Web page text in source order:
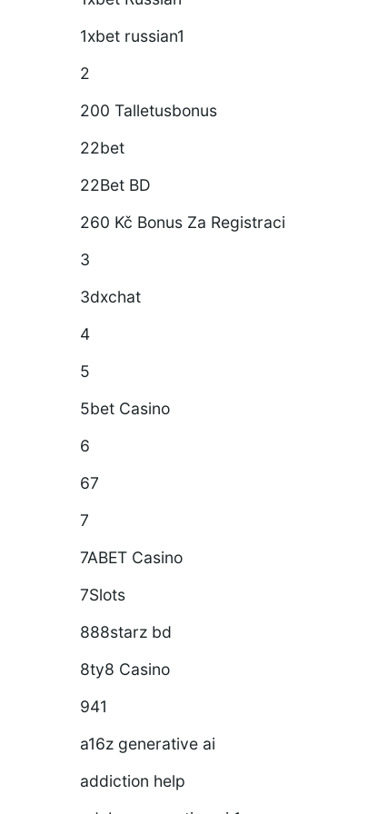
1xbet russian1
2
200 Talletusbonus
22bet
22Bet BD
260 Kč Bonus Za Registraci
3
3dxchat
4
5
5bet Casino
6
67
7
7ABET Casino
7Slots
888starz bd
8ty8 Casino
941
a16z generative ai
addiction help